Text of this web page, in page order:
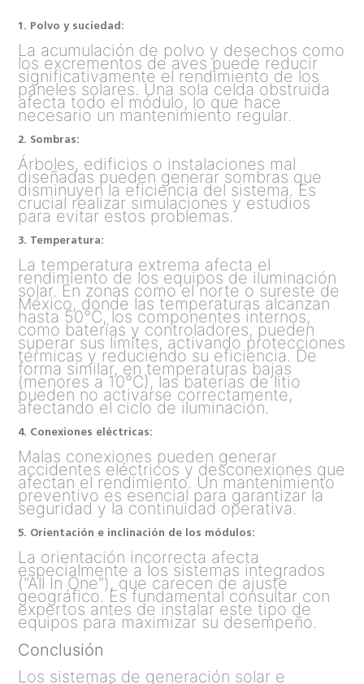
1. Polvo y suciedad:
La acumulación de polvo y desechos como
los excrementos de aves puede reducir
significativamente el rendimiento de los
paneles solares. Una sola celda obstruida
afecta todo el módulo, lo que hace
necesario un mantenimiento regular.
2. Sombras:
Árboles, edificios o instalaciones mal
diseñadas pueden generar sombras que
disminuyen la eficiencia del sistema. Es
crucial realizar simulaciones y estudios
para evitar estos problemas.
3. Temperatura:
La temperatura extrema afecta el
rendimiento de los equipos de iluminación
solar. En zonas como el norte o sureste de
México, donde las temperaturas alcanzan
hasta 50°C, los componentes internos,
como baterías y controladores, pueden
superar sus límites, activando protecciones
térmicas y reduciendo su eficiencia. De
forma similar, en temperaturas bajas
(menores a 10°C), las baterías de litio
pueden no activarse correctamente,
afectando el ciclo de iluminación.
4. Conexiones eléctricas:
Malas conexiones pueden generar
accidentes eléctricos y desconexiones que
afectan el rendimiento. Un mantenimiento
preventivo es esencial para garantizar la
seguridad y la continuidad operativa.
5. Orientación e inclinación de los módulos:
La orientación incorrecta afecta
especialmente a los sistemas integrados
("All In One"), que carecen de ajuste
geográfico. Es fundamental consultar con
expertos antes de instalar este tipo de
equipos para maximizar su desempeño.
Conclusión
Los sistemas de generación solar e